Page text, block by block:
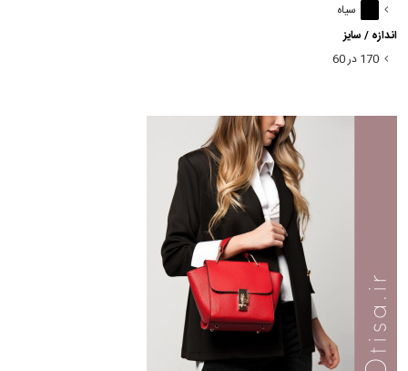
سیاه
اندازه / سایز
170 در 60